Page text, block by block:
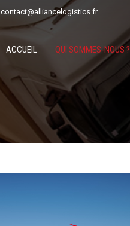
contact@alliancelogistics.fr
ACCUEIL QUI SOMMES-NOUS ?